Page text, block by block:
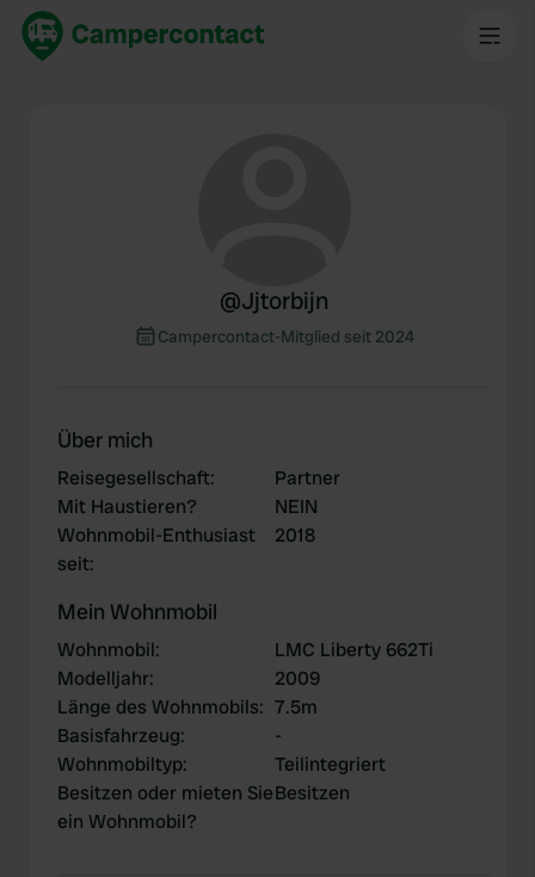
@Jjtorbijn
Campercontact-Mitglied seit 2024
Über mich
Reisegesellschaft:
Partner
Mit Haustieren?
NEIN
Wohnmobil-Enthusiast
seit:
2018
Mein Wohnmobil
Wohnmobil:
LMC Liberty 662Ti
Modelljahr:
2009
Länge des Wohnmobils: 7.5m
Basisfahrzeug:
-
Wohnmobiltyp:
Teilintegriert
Besitzen oder mieten Sie
ein Wohnmobil?
Besitzen